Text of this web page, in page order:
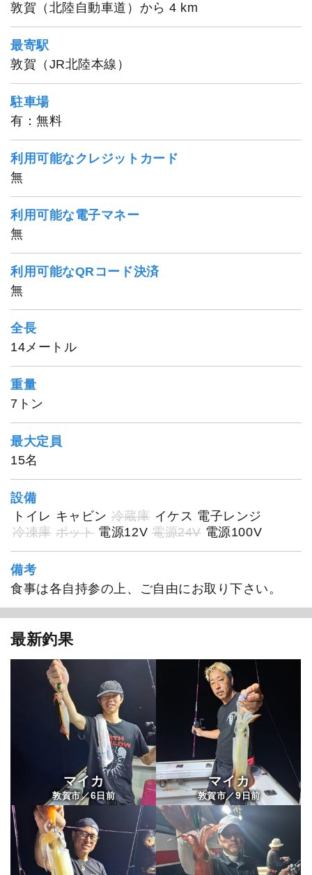
敦賀（北陸自動車道）から 4 km
最寄駅
敦賀（JR北陸本線）
駐車場
有：無料
利用可能なクレジットカード
無
利用可能な電子マネー
無
利用可能なQRコード決済
無
全長
14メートル
重量
7トン
最大定員
15名
設備
トイレ キャビン 冷蔵庫 イケス 電子レンジ
冷凍庫 ポット 電源12V 電源24V 電源100V
備考
食事は各自持参の上、ご自由にお取り下さい。
最新釣果
マイカ
敦賀市／6日前
マイカ
敦賀市／9日前